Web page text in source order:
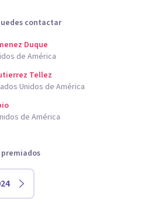
contactar
Duque
de América
Tellez
Unidos de América
de América